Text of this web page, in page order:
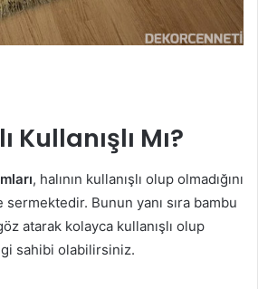
Kullanışlı Mı?
, halının kullanışlı olup olmadığını
Bunun yanı sıra bambu
atarak kolayca kullanışlı olup
sahibi olabilirsiniz.